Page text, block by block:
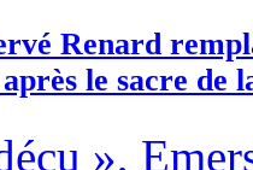
Renard
le sacre de
»,